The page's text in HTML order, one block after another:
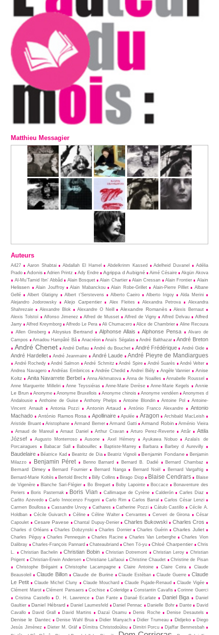
Matthieu Messagier
Auteurs
A427 Aaron Shabtai Abdallah El Hamel Abdelkrinm Kassed Adelheid Duvanel
Adélia
Prado
Adonis Adrien Printz Ady Endre Agrippa d Aubigné Aimé Césaire
Akgün Akova
Al-Mu’Tamid Ibn’ Abbâd
Alain Bosquet Alain Chartier Alain Cressan Alain Frontier
Alain
Helissen
Alain Jouffroy Alain Mabanckou Alain Robe-Grillet Alain-Pierre Pilllet
Albane
Gellé
Albert Glatigny Albert t’Serstevens Alberto Caeiro Alberto Irigoy
Alda Merini
Alejandro Jodorowsky
Alejo Carpentier Alex Fleites Alexandra Petrova
Alexandra
Shahrezaie
Alexandre Blok Alexandre O Neill Alexandre Romanès
Alexis Bernaut
Alexis Tolstoï
Alfonso Jimenez Alfred de Musset Alfred de Vigny Alfred Delvau
Alfred
Jarry
Alfred Kreymborg Alfredo Le Pera Ali Chumacero Alice de Chambrier
Aline Recoura
Allen Ginsberg
Aloysius Bertrand Alphonse Allais Alphonse Pensa
Alvaro de
Campos
Amadou Hampâté Bâ Anacréon Anaïs Ségalas André Balthazar André Breton
André Chenet André Delfau André du Bouchet André Frédérique André Gide
André Hardellet André Jeanmaire André Laude André Pieyre de Mandiargues
André Rochedy André Salmon André Schmitz André Spire André Suarès
André Velter
Andrea Navagero
Andréas Embiricos Andrée Chedid Andreï Biély Angèle Vannier
Anise
Koltz
Anita Navarrete Berbel Anna Akhmatova Anna de Noailles
Annabelle Roussel
Anne Marguerite Milleliri
Anne Teyssiéras Anne-Marie Derèse Anne-Marie Kegels
Annie
Le Brun
Anonyme Anonyme Bruxellois Anonyme chinois Anonyme vendéen
Anonymes d
Andalousie
Anthoine de Guise Anthony Phelps Antoine Blondin Antoine Pol
Antoine-
Vincent Arnault
Antonia Pozzi Antonin Artaud António Franco Alexandre
Antonio
Machado
António Ramos Rosa Apollinaire Apulée Aragon
Archibald MacLeish
Aristide Bruant
Aristophane Armand Bemer Armand Gatti Armand Robin
Arménio Vieira
Arnaud de Mareuil
Arnaut Daniel Arthur Cravan Arturo Perez-Reverte Attâr
Attila
József
Augusto Monterroso Ausone Axel Hémery Ayukawa Nobuo
Azalaïs de
Porcairagues
Babacar Sall Babouillec Baptiste-Marrey Barbara Barbey d Aurevilly
Baudelaire Béatrice Kad Beatritz de Dia Beatriz Vignoli Benjamin Fondane
Benjamin
Milazzo
Benjamin Péret Benno Barnard Bernard B. Dadié Bernard Chambaz
Bernard Dimey Bernard Fournier Bernard Nanga Bernard Noël
Bernard Vargaftig
Bernard-Marie Koltès
Bertold Brecht Billy Collins Birago Diop Blaise Cendrars
Blaise
de Vigenère
Blanche Sari-Flégier Bo Breguet Boby Lapointe Boccace
Bonaventure des
Periers
Boris Pasternak Boris Vian Callimaque de Cyrène Cal­derón
Carles Diaz
Carlito Azevedo
Carlo Innocenzo Frugoni Carlo Rim Carlos Barral
Carlos César Lenzi
Carmen Boullosa
Cassandre Urvoy Cathares Catherine Pozzi Cátulo Castillo
Cécile A.
Holdban
Cécile Guivarch Céline Céline Walter Cervantes Cerveri de Girona
César
Capoulet
Cesare Pavese Chantal Dupuy-Denier Charles Bukowski Charles Cros
Charles d Orléans Charles Dobzynski Charles Dornier Charles Guérin Charles Juliet
Charles Péguy Charles Pennequin Charles Racine Charles Van Lerberghe
Charles Vion
Dalibray
Charles-François Pannard Chateaubriand Chen Tö-yu Chloé Charpentier
Chris
L.
Christian Bachelin Christian Bobin Christian Dotremont Christian Leroy
Christian
Prigent
Christian-Erwin Andersen Christiane Laïfaoui Christine Chaudet
Christine de Pisan
Christophe Brégaint
Christophe Lacampagne Claire Antoine Claire Ceira
Claude
Beausoleil
Claude Billon Claude de Burine Claude Estéban Claude Guerre
Claude
Le Petit
Claude Michel Cluny Claude Mouchard Claude Pujade-Renaud
Claude Vigée
Clément Marot
Clément Pansaers Cochise Coleridge Constantin Cavafis
Corinne Guerci
Cristina Castello
D. H. Lawrence Dan Fante Danaé Ecarlate Daniel Biga
Daniel
Gaultier
Daniel Hébrard Daniel Laumesfeld Daniel Pennac Danielle Bohr Dante
David
Cavallo
David Grall David Martins Dazaï Osamu Denis Roche Denise Desautels
Denise le Dantec Denise Wahl Brua Didier Manyach Didier Trumeau Didjeko
Diego
Jesús Jiménez
Dieter M. Gräf Dìmitra Christodoùlou Dimitri Porcu
Djaffar Benmesbah